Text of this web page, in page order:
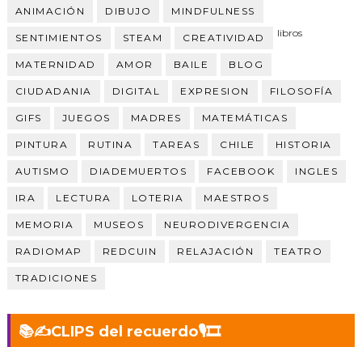
ANIMACIÓN DIBUJO MINDFULNESS
SENTIMIENTOS STEAM CREATIVIDAD libros
MATERNIDAD AMOR BAILE BLOG
CIUDADANIA DIGITAL EXPRESION FILOSOFÍA
GIFS JUEGOS MADRES MATEMÁTICAS
PINTURA RUTINA TAREAS CHILE HISTORIA
AUTISMO DIADEMUERTOS FACEBOOK INGLES
IRA LECTURA LOTERIA MAESTROS
MEMORIA MUSEOS NEURODIVERGENCIA
RADIOMAP REDCUIN RELAJACIÓN TEATRO
TRADICIONES
📚✍️CLIPS del recuerdo🎙️🎞